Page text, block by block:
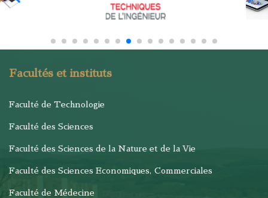
Facultés et instituts
Faculté de Technologie
Faculté des Sciences
Faculté des Sciences de la Nature et de la Vie
Faculté des Sciences Economiques, Commerciales
Faculté de Médecine